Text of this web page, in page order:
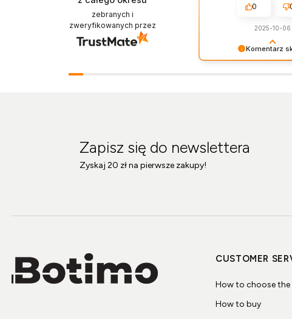
zebranych i
zweryfikowanych przez
Komentarz
0
2025-10-06
Zapisz się do newslettera
Zyskaj 20 zł na pierwsze zakupy!
CUSTOMER
How to choose the
How to buy